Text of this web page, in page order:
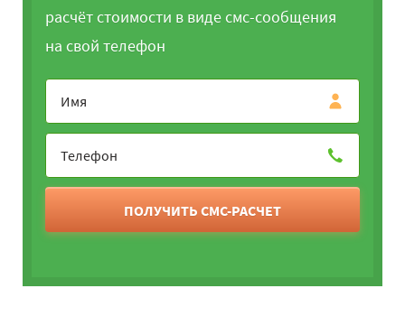
расчёт стоимости в виде смс-сообщения
на свой телефон
ПОЛУЧИТЬ СМС-РАСЧЕТ